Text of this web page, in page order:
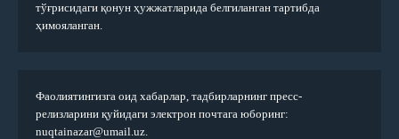
тўғрисидаги қонун ҳужжатларида белгиланган тартибда
ҳимояланган.
Фаолиятингизга оид хабарлар, тадбирларнинг пресс-
релизларини қуйидаги электрон почтага юборинг:
nuqtainazar@umail.uz.